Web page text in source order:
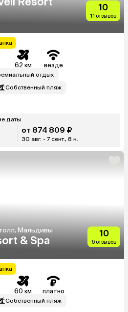
10
11 отзывов
62 км везде
отдых
Собственный пляж
даты
от 874 809 ₽
30 авг. - 7 сент., 8 н.
Мальдивы
& Spa
10
6 отзывов
60 км платно
Собственный пляж